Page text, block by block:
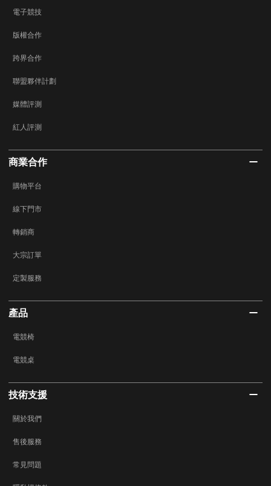
電子競技
版權合作
跨界合作
聯盟夥伴計劃
媒體評測
紅人評測
商業合作
購物平台
線下門市
轉銷商
大宗訂單
定製服務
產品
電競椅
電競桌
技術支援
關於我們
售後服務
常見問題